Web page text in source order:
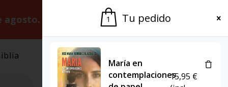
agosto. Gracias por la paciencia.
El Grupo
1 Tu pedido
María en
contemplaciones15,95 €